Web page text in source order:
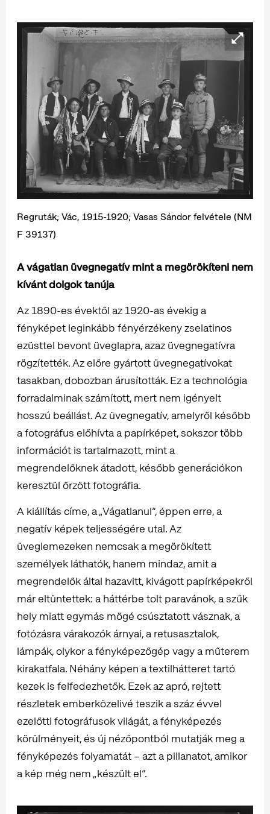
Regruták; Vác, 1915-1920; Vasas Sándor felvétele (NM
F 39137)
A vágatlan üvegnegatív mint a megörökíteni nem
kívánt dolgok tanúja
Az 1890-es évektől az 1920-as évekig a
fényképet leginkább fényérzékeny zselatinos
ezüsttel bevont üveglapra, azaz üvegnegatívra
rögzítették. Az előre gyártott üvegnegatívokat
tasakban, dobozban árusították. Ez a technológia
forradalminak számított, mert nem igényelt
hosszú beállást. Az üvegnegatív, amelyről később
a fotográfus előhívta a papírképet, sokszor több
információt is tartalmazott, mint a
megrendelőknek átadott, később generációkon
keresztül őrzött fotográfia.
A kiállítás címe, a „Vágatlanul”, éppen erre, a
negatív képek teljességére utal. Az
üveglemezeken nemcsak a megörökített
személyek láthatók, hanem mindaz, amit a
megrendelők által hazavitt, kivágott papírképekről
már eltüntettek: a háttérbe tolt paravánok, a szűk
hely miatt egymás mögé csúsztatott vásznak, a
fotózásra várakozók árnyai, a retusasztalok,
lámpák, olykor a fényképezőgép vagy a műterem
kirakatfala. Néhány képen a textilhátteret tartó
kezek is felfedezhetők. Ezek az apró, rejtett
részletek emberközelivé teszik a száz évvel
ezelőtti fotográfusok világát, a fényképezés
körülményeit, és új nézőpontból mutatják meg a
fényképezés folyamatát – azt a pillanatot, amikor
a kép még nem „készült el”.